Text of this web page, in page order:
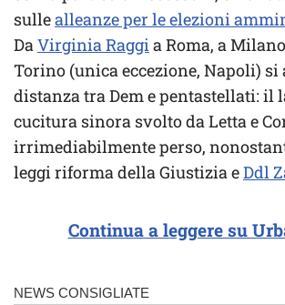
sullealleanze per le elezioni
DaVirginia Raggia Roma, a
Torino (unica eccezione, Napoli)
distanza tra Dem e pentastellati: il
cucitura sinora svolto da Letta e
irrimediabilmente perso,
leggi riforma della Giustizia eDdl
Continua a leggere su